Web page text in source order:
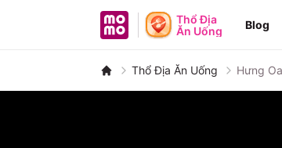
MoMo - Ứng dụng tài chính
Thổ Địa
Ăn Uống
Blog
Thổ Địa Ăn Uống Hưng